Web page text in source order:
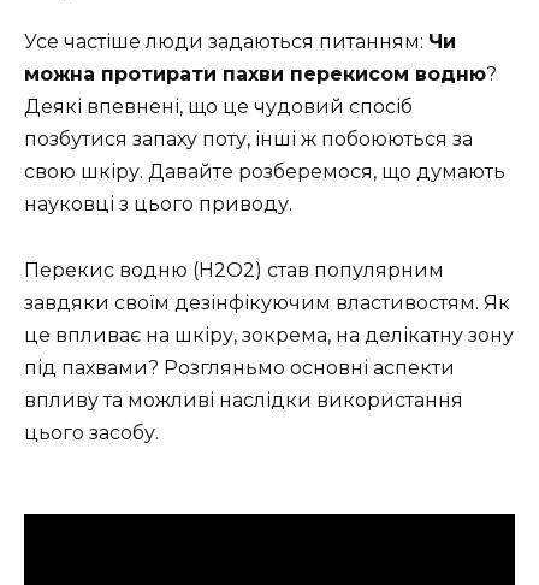
Усе частіше люди задаються питанням: Чи
можна протирати пахви перекисом водню?
Деякі впевнені, що це чудовий спосіб
позбутися запаху поту, інші ж побоюються за
свою шкіру. Давайте розберемося, що думають
науковці з цього приводу.
Перекис водню (H2O2) став популярним
завдяки своїм дезінфікуючим властивостям. Як
це впливає на шкіру, зокрема, на делікатну зону
під пахвами? Розгляньмо основні аспекти
впливу та можливі наслідки використання
цього засобу.